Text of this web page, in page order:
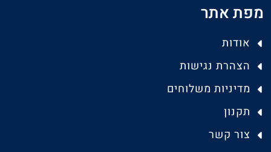
מפת אתר
אודות
הצהרת נגישות
מדיניות משלוחים
תקנון
צור קשר